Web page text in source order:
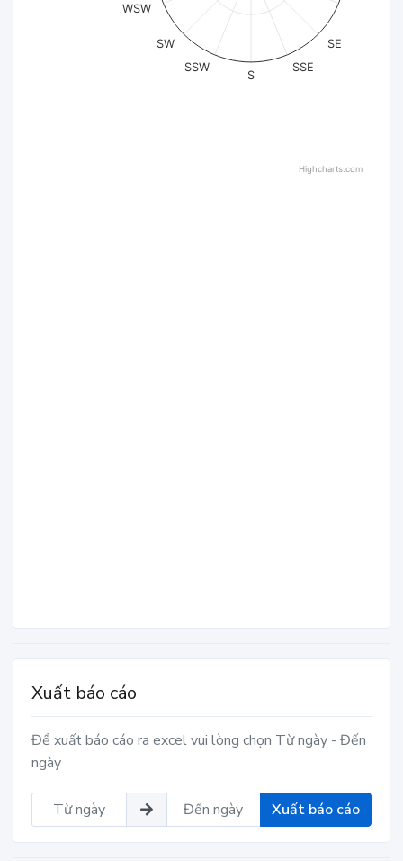
SE
SSE
S
SSW
SW
WSW
Highcharts.com
Xuất báo cáo
Để xuất báo cáo ra excel vui lòng chọn Từ ngày - Đến
ngày
Xuất báo cáo